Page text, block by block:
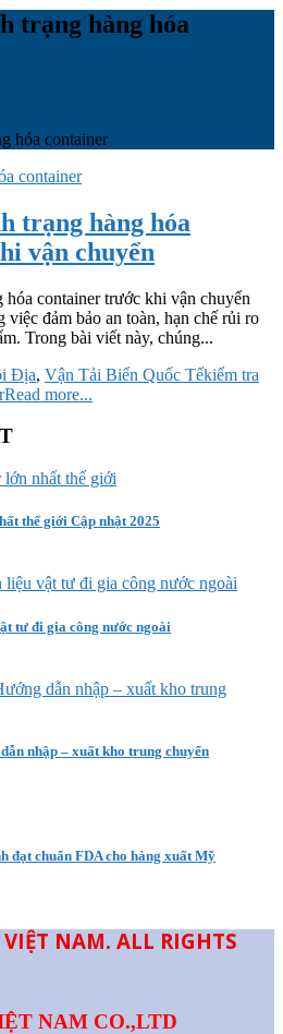
trạng hàng hóa
hóa container
trạng hàng hóa
vận chuyển
container trước khi vận chuyển
đảm bảo an toàn, hạn chế rủi ro
Trong bài viết này, chúng...
Địa, Vận Tải Biển Quốc Tếkiểm tra
Read more...
thế giới Cập nhật 2025
tư đi gia công nước ngoài
nhập – xuất kho trung chuyển
đạt chuẩn FDA cho hàng xuất Mỹ
NAM. ALL RIGHTS
NAM CO.,LTD